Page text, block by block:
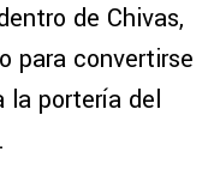
de Chivas,
para convertirse
la portería del